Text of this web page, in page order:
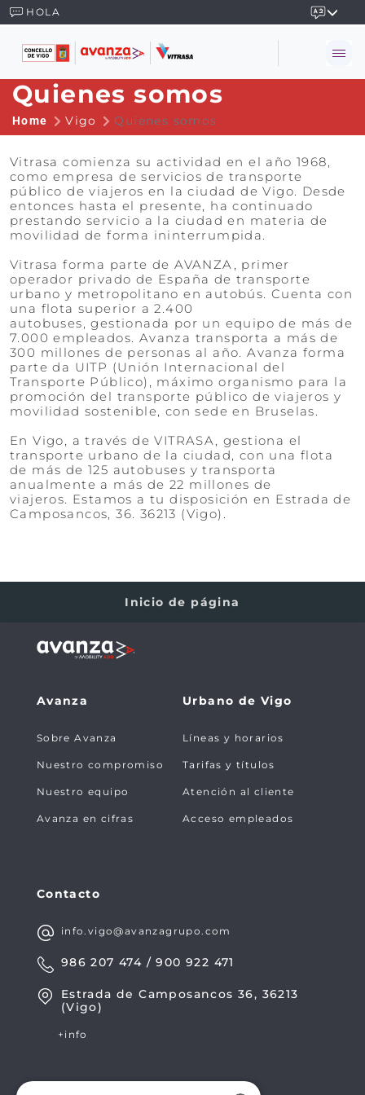
HOLA
Quienes somos
Home Vigo Quienes somos
Vitrasa comienza su actividad en el año 1968,
como empresa de servicios de transporte
público de viajeros en la ciudad de Vigo. Desde
entonces hasta el presente, ha continuado
prestando servicio a la ciudad en materia de
movilidad de forma ininterrumpida.
Vitrasa forma parte de AVANZA, primer
operador privado de España de transporte
urbano y metropolitano en autobús. Cuenta con
una flota superior a 2.400
autobuses, gestionada por un equipo de más de
7.000 empleados. Avanza transporta a más de
300 millones de personas al año. Avanza forma
parte da UITP (Unión Internacional del
Transporte Público), máximo organismo para la
promoción del transporte público de viajeros y
movilidad sostenible, con sede en Bruselas.
​​​​​​​En Vigo, a través de VITRASA, gestiona el
transporte urbano de la ciudad, con una flota
de más de 125 autobuses y transporta
anualmente a más de 22 millones de
viajeros. Estamos a tu disposición en Estrada de
Camposancos, 36. 36213 (Vigo).
Inicio de página
Avanza
Sobre Avanza
Nuestro compromiso
Nuestro equipo
Avanza en cifras
Urbano de Vigo
Líneas y horarios
Tarifas y títulos
Atención al cliente
Acceso empleados
Contacto
info.vigo@avanzagrupo.com
986 207 474 / 900 922 471
Estrada de Camposancos 36, 36213
(Vigo)
+info